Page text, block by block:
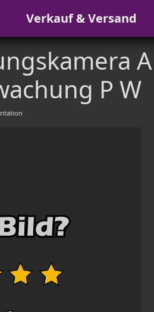
Verkauf & Versand
P W